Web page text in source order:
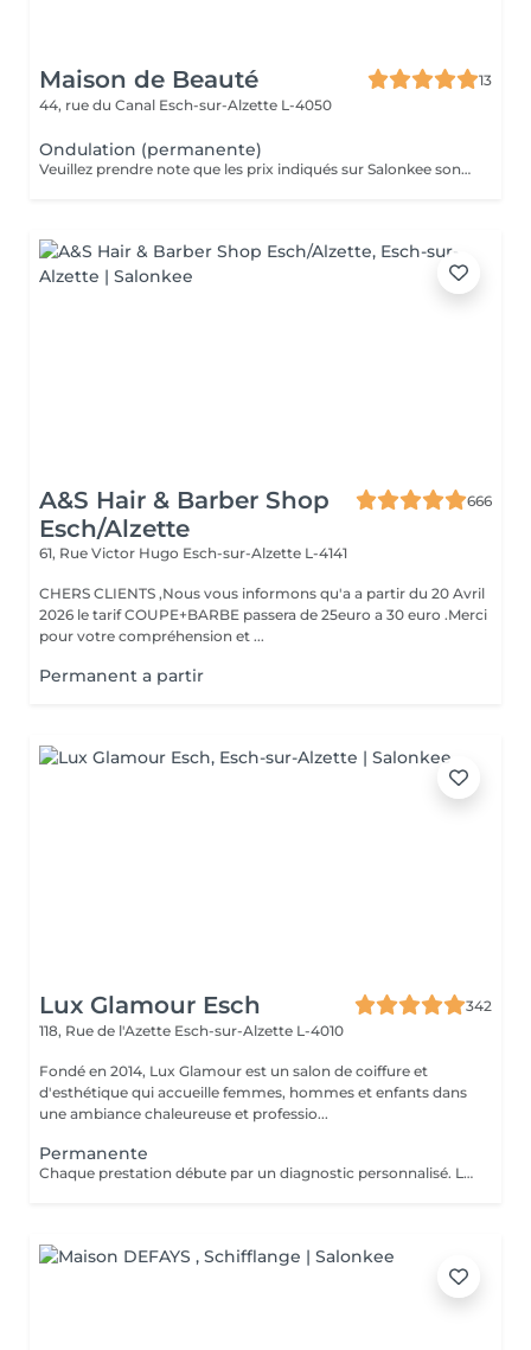
Maison de Beauté
13
44, rue du Canal Esch-sur-Alzette L-4050
Ondulation (permanente)
Veuillez prendre note que les prix indiqués sur Salonkee sont communiqués à titre informatif et s'entendent de base. Ces derniers sont susceptibles de varier selon le diagnostic réalisé à votre arrivée au salon et l'expertise du professionnel à qui vous confiez votre beauté. Dans tous les cas, un devis précis vous sera proposé et toutes réalisations de prestations seront effectuées avec votre accord. Un grand merci d'avance pour votre compréhension. Au plaisir de vous recevoir très vite.
A&S Hair & Barber Shop
Esch/Alzette
666
61, Rue Victor Hugo Esch-sur-Alzette L-4141
CHERS CLIENTS ,Nous vous informons qu'a a partir du 20 Avril
2026 le tarif COUPE+BARBE passera de 25euro a 30 euro .Merci
pour votre compréhension et ...
Permanent a partir
Lux Glamour Esch
342
118, Rue de l'Azette Esch-sur-Alzette L-4010
Fondé en 2014, Lux Glamour est un salon de coiffure et
d'esthétique qui accueille femmes, hommes et enfants dans
une ambiance chaleureuse et professio...
Permanente
Chaque prestation débute par un diagnostic personnalisé. Le tarif final est confirmé en salon selon les besoins de vos cheveux et la technique réalisée.